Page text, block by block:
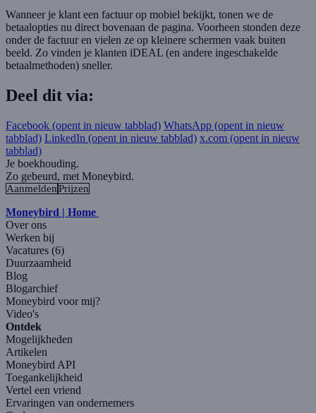
Wanneer je klant een factuur op mobiel bekijkt, tonen we de
betaalopties nu direct bovenaan de pagina. Voorheen stonden deze
onder de factuur en vielen ze op kleinere schermen vaak buiten
beeld. Zo vinden je klanten iDEAL (en andere ingeschakelde
betaalmethoden) sneller.
Deel dit via:
Facebook (opent in nieuw tabblad) WhatsApp (opent in nieuw
tabblad) LinkedIn (opent in nieuw tabblad) x.com (opent in nieuw
tabblad)